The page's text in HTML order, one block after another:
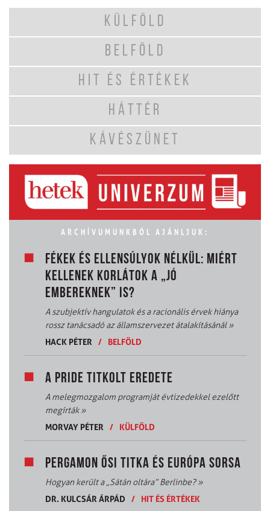
KÜLFÖLD
BELFÖLD
HIT ÉS ÉRTÉKEK
HÁTTÉR
KÁVÉSZÜNET
ARCHÍVUMUNKBÓL AJÁNLJUK:
FÉKEK ÉS ELLENSÚLYOK NÉLKÜL: MIÉRT
KELLENEK KORLÁTOK A „JÓ
EMBEREKNEK” IS?
A szubjektív hangulatok és a racionális érvek hiánya
rossz tanácsadó az államszervezet átalakításánál»
HACK PÉTER
/ BELFÖLD
A PRIDE TITKOLT EREDETE
A melegmozgalom programját évtizedekkel ezelőtt
megírták»
MORVAY PÉTER
/ KÜLFÖLD
PERGAMON ŐSI TITKA ÉS EURÓPA SORSA
Hogyan került a „Sátán oltára” Berlinbe?»
DR. KULCSÁR ÁRPÁD
/ HIT ÉS ÉRTÉKEK